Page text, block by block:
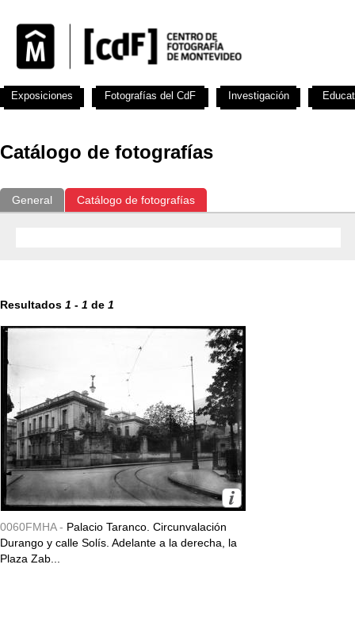
Catálogo de fotografías
General Catálogo de fotografías
Resultados 1 - 1 de 1
0060FMHA - Palacio Taranco. Circunvalación
Durango y calle Solís. Adelante a la derecha, la
Plaza Zab...
Exposiciones Fotografías del CdF Investigación